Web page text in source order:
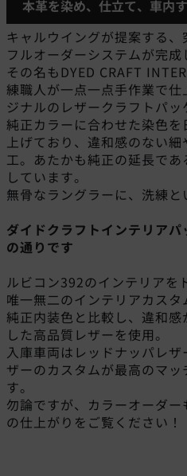
本革を染め、仕立て、車内
キャルウイングが提案する
フルオーダーシステムが完成
その名もDYED CRAFT
練職人が一点一点手作業で
ジナルのレザークラフトパッ
純正カラーに合わせた染色
上げており、違和感のない
工。あたかも純正の延長で
しています。
無骨なラングラーに、洗練と
ダイドクラフトインテリア
の通りです
ルビコン392のインテリアを
唯一無二のインテリアカスタ
純正内装色と比較し、違和
した高品質レザーを使用。
入庫車両はレッドナッパレ
ザーのカスタムが最高のマ
す。
勿論ですが、カラーオーダ
の仕上がりをご覧ください！